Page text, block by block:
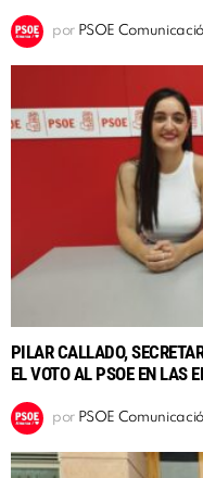
por PSOE
PILAR CALLADO,
EL VOTO AL PSOE EN LAS
por PSOE